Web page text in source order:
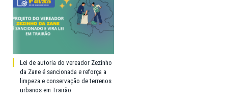
Lei de autoria do vereador Zezinho
da Zane é sancionada e reforça a
limpeza e conservação de terrenos
urbanos em Trairão